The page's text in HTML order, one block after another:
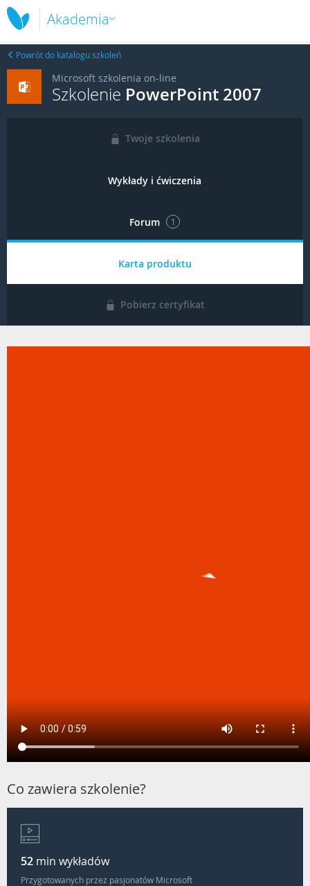
Akademia
Powrót do katalogu szkoleń
Microsoft szkolenia on-line
Szkolenie PowerPoint 2007
Twoje szkolenia
Wykłady i ćwiczenia
Forum 1
Karta produktu
Pobierz certyfikat
Co zawiera szkolenie?
52 min wykładów
Przygotowanych przez pasjonatów Microsoft